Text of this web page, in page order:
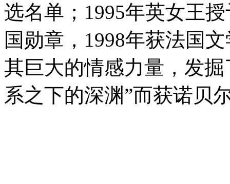
选名单；1995年英女王
国勋章，1998年获法国
其巨大的情感力量，发
系之下的深渊”而获诺贝